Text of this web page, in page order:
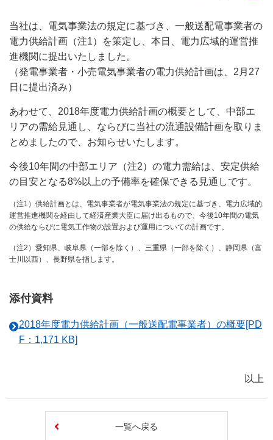
当社は、電気事業法の規定に基づき、一般送配電事業者の
電力供給計画（注1）を策定し、本日、電力広域的運営推
進機関に提出いたしました。
（発電事業者・小売電気事業者の電力供給計画は、2月27
日に提出済み）
あわせて、2018年度電力供給計画の概要として、中部エ
リアの需給見通し、ならびに当社の流通設備計画を取りま
とめましたので、お知らせいたします。
今後10年間の中部エリア（注2）の電力需給は、安定供給
の目安となる8%以上の予備率を確保できる見通しです。
（注1）供給計画とは、電気事業者が電気事業法の規定に基づき、電力広域的
運営推進機関を経由して経済産業大臣に届け出るもので、今後10年間の電気
の供給ならびに電気工作物の設置および運用についての計画です。
（注2）愛知県、岐阜県（一部を除く）、三重県（一部を除く）、静岡県（富
士川以西）、長野県を指します。
添付資料
2018年度電力供給計画（一般送配電事業者）の概要[PD
F：1,171 KB]
以上
一覧へ戻る